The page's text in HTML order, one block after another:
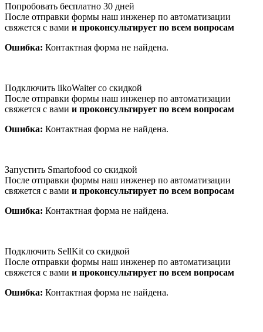
Попробовать бесплатно 30 дней
После отправки формы наш инженер по автоматизации
свяжется с вами и проконсультирует по всем вопросам
Ошибка: Контактная форма не найдена.
Подключить iikoWaiter со скидкой
После отправки формы наш инженер по автоматизации
свяжется с вами и проконсультирует по всем вопросам
Ошибка: Контактная форма не найдена.
Запустить Smartofood со скидкой
После отправки формы наш инженер по автоматизации
свяжется с вами и проконсультирует по всем вопросам
Ошибка: Контактная форма не найдена.
Подключить SellKit со скидкой
После отправки формы наш инженер по автоматизации
свяжется с вами и проконсультирует по всем вопросам
Ошибка: Контактная форма не найдена.